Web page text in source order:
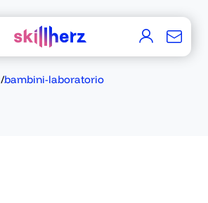
/bambini-laboratorio